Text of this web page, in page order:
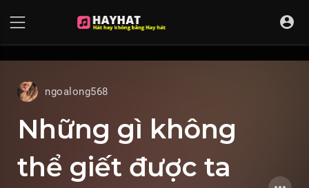
ngoalong568
Những gì không
thể giết được ta